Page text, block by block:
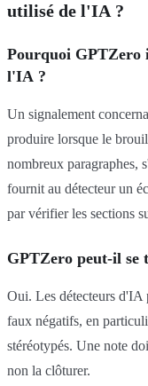
utilisé de l'IA ?
Pourquoi GPTZero
l'IA ?
Un signalement
produire lorsque le
nombreux paragraphes,
fournit au détecteur un
par vérifier les sections
GPTZero peut-il se
Oui. Les détecteurs d'IA
faux négatifs, en
stéréotypés. Une note
non la clôturer.